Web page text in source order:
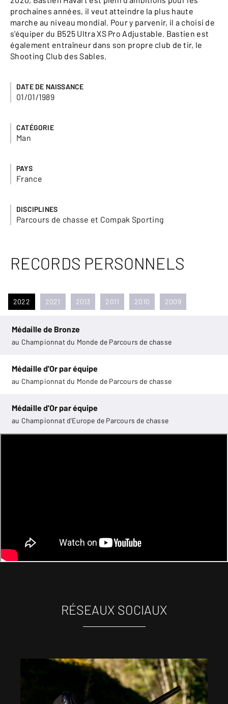
prochaines années, il veut atteindre la plus haute
marche au niveau mondial. Pour y parvenir, il a choisi de
s'équiper du B525 Ultra XS Pro Adjustable. Bastien est
également entraîneur dans son propre club de tir, le
Shooting Club des Sables.
DATE DE NAISSANCE
01/01/1989
CATÉGORIE
Man
PAYS
France
DISCIPLINES
Parcours de chasse et Compak Sporting
RECORDS PERSONNELS
2022 2021 2013 2011 2010 2009
Médaille de Bronze
au Championnat du Monde de Parcours de chasse
Médaille d'Or par équipe
au Championnat du Monde de Parcours de chasse
Médaille d'Or par équipe
au Championnat d'Europe de Parcours de chasse
RÉSEAUX SOCIAUX